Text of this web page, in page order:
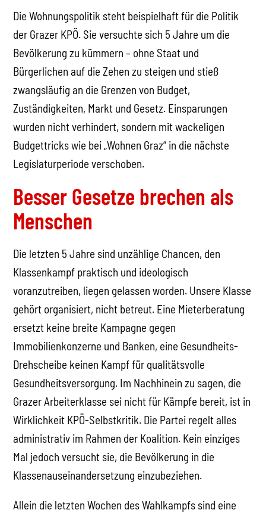
Die Wohnungspolitik steht beispielhaft für die Politik
der Grazer KPÖ. Sie versuchte sich 5 Jahre um die
Bevölkerung zu kümmern – ohne Staat und
Bürgerlichen auf die Zehen zu steigen und stieß
zwangsläufig an die Grenzen von Budget,
Zuständigkeiten, Markt und Gesetz. Einsparungen
wurden nicht verhindert, sondern mit wackeligen
Budgettricks wie bei „Wohnen Graz“ in die nächste
Legislaturperiode verschoben.
Besser Gesetze brechen als
Menschen
Die letzten 5 Jahre sind unzählige Chancen, den
Klassenkampf praktisch und ideologisch
voranzutreiben, liegen gelassen worden. Unsere Klasse
gehört organisiert, nicht betreut. Eine Mieterberatung
ersetzt keine breite Kampagne gegen
Immobilienkonzerne und Banken, eine Gesundheits-
Drehscheibe keinen Kampf für qualitätsvolle
Gesundheitsversorgung. Im Nachhinein zu sagen, die
Grazer Arbeiterklasse sei nicht für Kämpfe bereit, ist in
Wirklichkeit KPÖ-Selbstkritik. Die Partei regelt alles
administrativ im Rahmen der Koalition. Kein einziges
Mal jedoch versucht sie, die Bevölkerung in die
Klassenauseinandersetzung einzubeziehen.
Allein die letzten Wochen des Wahlkampfs sind eine